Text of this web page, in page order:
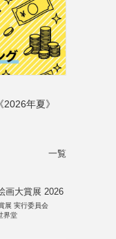
年夏》
一覧
画大賞展 2026
展 実行委員会
界堂